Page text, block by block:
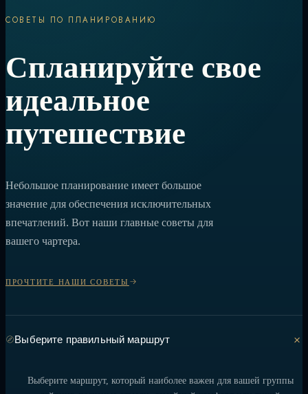
СОВЕТЫ ПО ПЛАНИРОВАНИЮ
Спланируйте свое
идеальное
путешествие
Небольшое планирование имеет большое
значение для обеспечения исключительных
впечатлений. Вот наши главные советы для
вашего чартера.
ПРОЧТИТЕ НАШИ СОВЕТЫ
Выберите правильный маршрут +
Выберите маршрут, который наиболее важен для вашей группы